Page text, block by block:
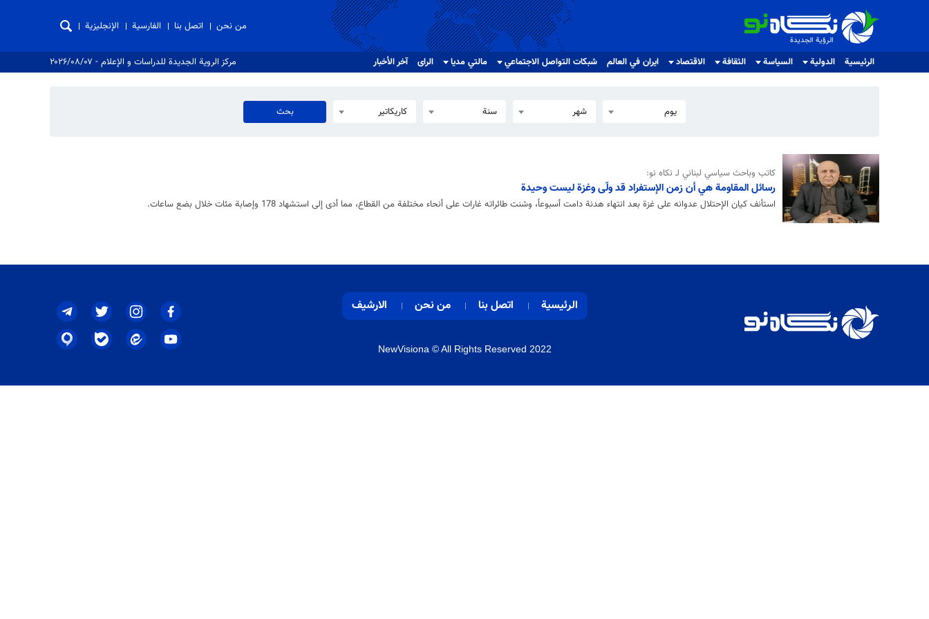
الرؤية الجديدة
الرؤية الجديدة
من نحن اتصل بنا الفارسية الإنجليزية
الرئيسية الدولية السياسة الثقافة الاقتصاد ايران في العالم شبکات التواصل الاجتماعي مالتي مدیا الرای آخر الأخبار مركز الروية الجدیدة للدراسات و الإعلام - ۲۰۲۶/۰۸/۰۷
يوم شهر سنة كاريكاتير
كاتب وباحث سياسي لبناني لـ نكاه نو:
رسائل المقاومة هي أن زمن الإستفراد قد ولّى وغزة ليست وحيدة
استأنف كيان الإحتلال عدوانه على غزة بعد انتهاء هدنة دامت أسبوعاً، وشنت طائراته غارات على أنحاء مختلفة من القطاع، مما أدى إلى استشهاد 178 وإصابة مئات خلال بضع ساعات.
الرئيسية اتصل بنا من نحن الارشيف
NewVisiona © All Rights Reserved 2022